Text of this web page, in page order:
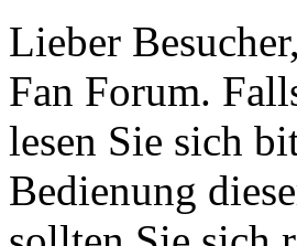
Lieber
Fan Forum.
lesen Sie sich
Bedienung